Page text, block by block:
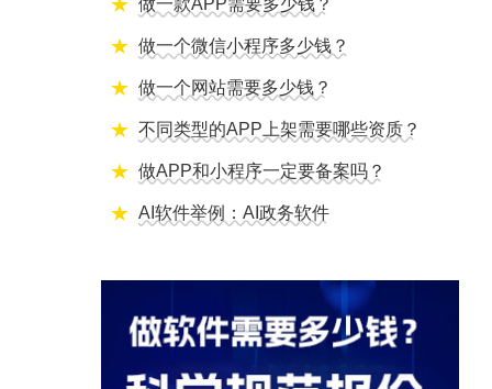
做一款APP需要多少钱？
做一个微信小程序多少钱？
做一个网站需要多少钱？
不同类型的APP上架需要哪些资质？
做APP和小程序一定要备案吗？
AI软件举例：AI政务软件